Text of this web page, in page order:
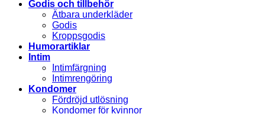
Godis och tillbehör
Ätbara underkläder
Godis
Kroppsgodis
Humorartiklar
Intim
Intimfärgning
Intimrengöring
Kondomer
Fördröjd utlösning
Kondomer för kvinnor